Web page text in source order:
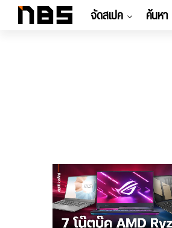
จัดสเปค ค้นหา